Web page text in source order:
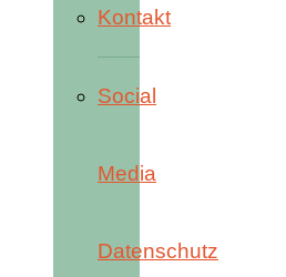
Kontakt
Social
Media
Datenschutz